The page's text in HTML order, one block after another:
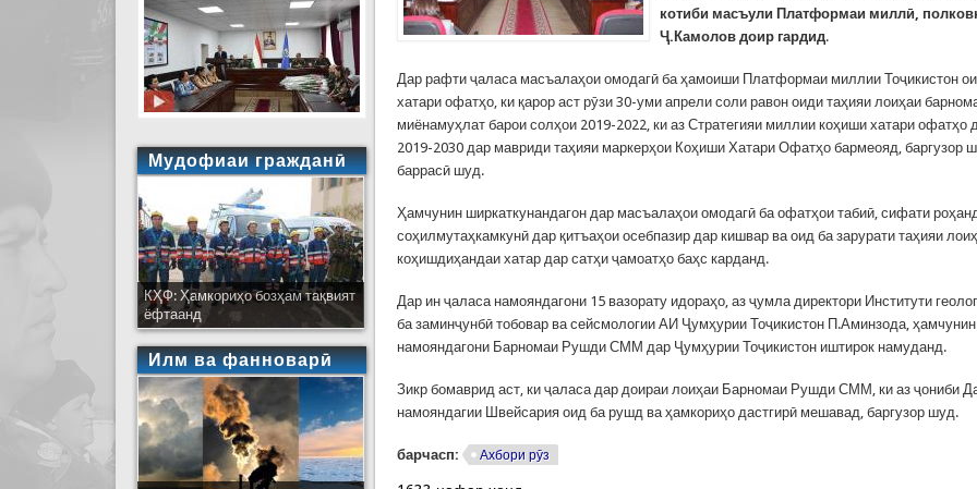
котиби масъули Платформаи миллӣ,
Ҷ.Камолов доир гардид.
Дар рафти ҷаласа масъалаҳои омодагӣ ба ҳамоиши Платформаи миллии Тоҷикистон
хатари офатҳо, ки қарор аст рӯзи 30-уми апрели соли равон оиди таҳияи лоиҳаи
миёнамуҳлат барои солҳои 2019-2022, ки аз Стратегияи миллии коҳиши хатари офатҳо
2019-2030 дар мавриди таҳияи маркерҳои Коҳиши Хатари Офатҳо бармеояд, баргузор
баррасӣ шуд.
Ҳамчунин ширкаткунандагон дар масъалаҳои омодагӣ ба офатҳои табиӣ, сифати
соҳилмутаҳкамкунӣ дар қитъаҳои осебпазир дар кишвар ва оид ба зарурати таҳияи
коҳишдиҳандаи хатар дар сатҳи ҷамоатҳо баҳс карданд.
Дар ин ҷаласа намояндагони 15 вазорату идораҳо, аз ҷумла директори Институти
ба заминҷунбӣ тобовар ва сейсмологии АИ Ҷумҳурии Тоҷикистон П.Аминзода, ҳамчунин
намояндагони Барномаи Рушди СММ дар Ҷумҳурии Тоҷикистон иштирок намуданд.
Зикр бомаврид аст, ки ҷаласа дар доираи лоиҳаи Барномаи Рушди СММ, ки аз ҷониби
намояндагии Швейсария оид ба рушд ва ҳамкориҳо дастгирӣ мешавад, баргузор шуд.
барчасп: Ахбори рӯз
Мудофиаи гражданӣ
КҲФ: Ҳамкориҳо бозҳам тақвият
ёфтаанд
Илм ва фанноварӣ